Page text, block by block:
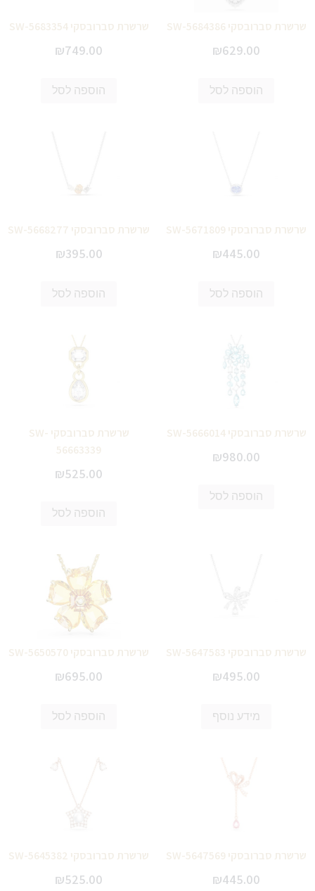
שרשרת סברובסקי SW-5684386
₪629.00
הוספה לסל
שרשרת סברובסקי SW-5683354
₪749.00
הוספה לסל
שרשרת סברובסקי SW-5671809
₪445.00
הוספה לסל
שרשרת סברובסקי SW-5668277
₪395.00
הוספה לסל
שרשרת סברובסקי SW-5666014
₪980.00
הוספה לסל
שרשרת סברובסקי SW-
56663339
₪525.00
הוספה לסל
שרשרת סברובסקי SW-5647583
₪495.00
מידע נוסף
שרשרת סברובסקי SW-5650570
₪695.00
הוספה לסל
שרשרת סברובסקי SW-5647569
₪445.00
שרשרת סברובסקי SW-5645382
₪525.00